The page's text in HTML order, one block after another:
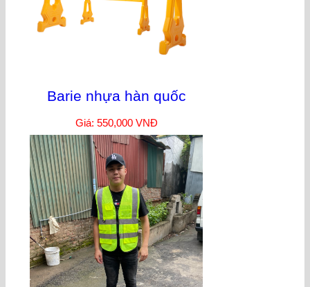
Barie nhựa hàn quốc
Giá: 550,000 VNĐ